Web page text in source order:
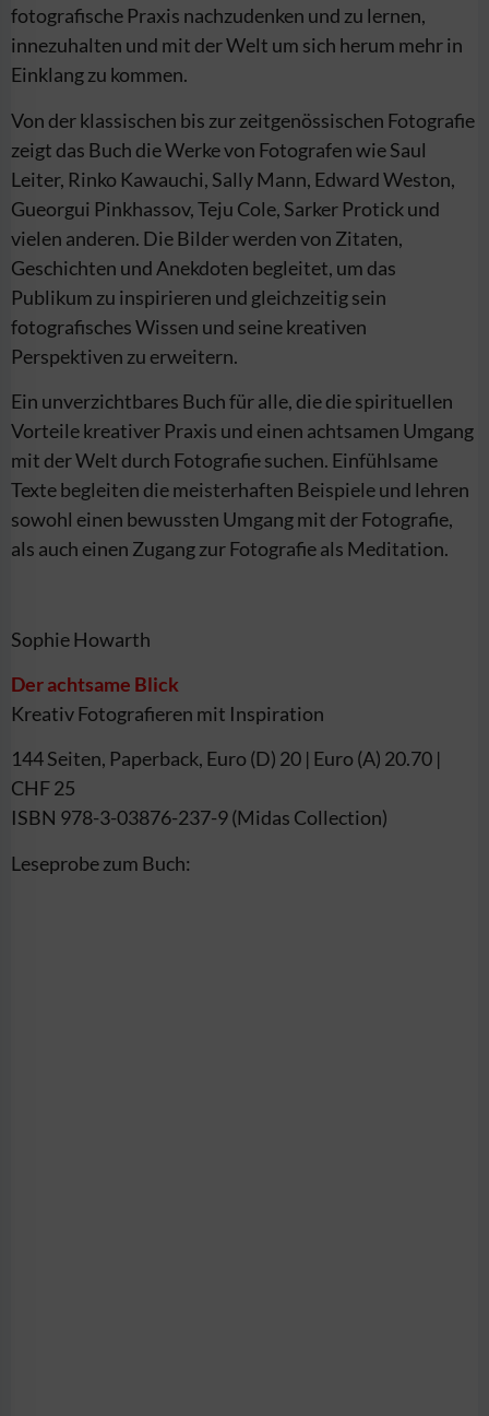
fotografische Praxis nachzudenken und zu lernen,
innezuhalten und mit der Welt um sich herum mehr in
Einklang zu kommen.
Von der klassischen bis zur zeitgenössischen Fotografie
zeigt das Buch die Werke von Fotografen wie Saul
Leiter, Rinko Kawauchi, Sally Mann, Edward Weston,
Gueorgui Pinkhassov, Teju Cole, Sarker Protick und
vielen anderen. Die Bilder werden von Zitaten,
Geschichten und Anek­doten begleitet, um das
Publikum zu inspirieren und gleichzeitig sein
fotografisches Wissen und seine kreativen
Perspektiven zu erweitern.
Ein unverzichtbares Buch für alle, die die spirituellen
Vorteile kreativer Praxis und einen achtsamen Umgang
mit der Welt durch Fotografie suchen. Einfühlsame
Texte begleiten die meisterhaften Beispiele und lehren
sowohl einen bewussten Umgang mit der Fotografie,
als auch einen Zugang zur Fotografie als Meditation.
Sophie Howarth
Der achtsame Blick
Kreativ Fotografieren mit Inspiration
144 Seiten, Paperback, Euro (D) 20 | Euro (A) 20.70 |
CHF 25
ISBN 978-3-03876-237-9 (Midas Collection)
Leseprobe zum Buch: